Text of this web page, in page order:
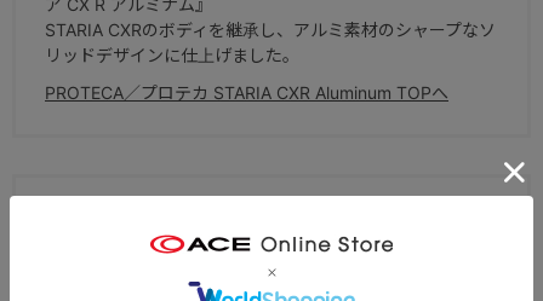
STARIA CXRのボディを継承し、アルミ素材のシャープなソ
リッドデザインに仕上げました。
PROTECA／プロテカ STARIA CXR Aluminum TOPへ